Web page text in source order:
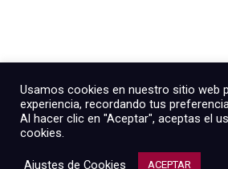
Usamos cookies en nuestro sitio web
experiencia, recordando tus
Al hacer clic en "Aceptar", aceptas el
cookies.
Ajustes de Cookies ACEPTAR